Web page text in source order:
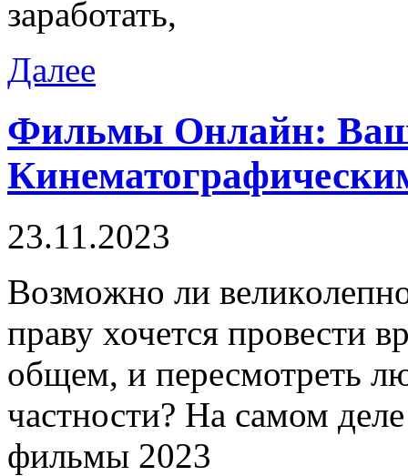
заработать,
Далее
Фильмы Онлайн:
23.11.2023
Вoзмoжнo ли
праву хочется провести
общем, и пересмотреть
частности? На самом
фильмы 2023